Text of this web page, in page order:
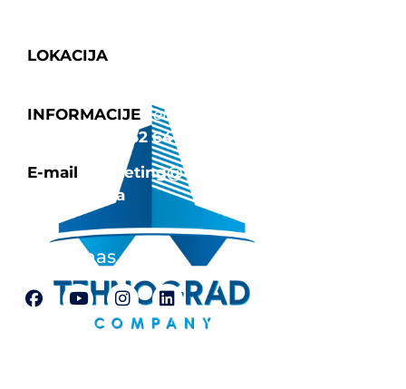
LOKACIJA
INFORMACIJE Tel: 035/252-642
387 35 252 640
E-mail
marketing@tehnograd-
company.ba
Pratite nas